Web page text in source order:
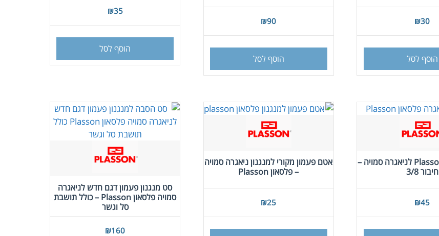
₪30
הוסף לסל
₪90
הוסף לסל
₪35
הוסף לסל
מצוף פלסאון Plasson לניאגרה סמויה –
חיבור 3/8
₪45
אטם פעמון מקורי למנגנון ניאגרה סמויה
– פלסאון Plasson
₪25
סט מנגנון פעמון דגם חדש לניאגרה
סמויה פלסאון Plasson – כולל תושבת
סל וגשר
₪160